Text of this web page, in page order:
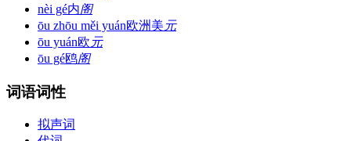
nèi gé内阁
ōu zhōu měi yuán欧洲美 元
ōu yuán欧 元
ōu gé鸥阁
词语词性
拟声词